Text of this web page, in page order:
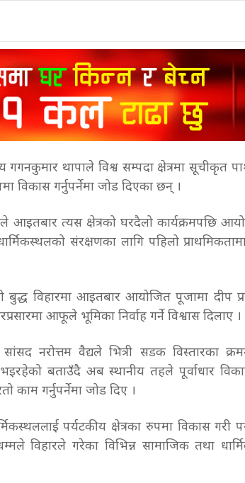
गगनकुमार थापाले विश्व सम्पदा क्षेत्रमा सूचीकृत
विकास गर्नुपर्नेमा जोड दिएका छन् ।
आइतबार त्यस क्षेत्रको घरदैलो कार्यक्रमपछि
संरक्षणका लागि पहिलो
विहारमा आइतबार आयोजित पूजामा दीप
आफूले भूमिका निर्वाह गर्ने विश्वास दिलाए ।
सांसद नरोत्तम वैद्यले भित्री सडक विस्तारका
बताउँदै अब स्थानीय तहले पूर्वाधार
काम गर्नुपर्नेमा जोड दिए ।
पर्यटकीय क्षेत्रका रुपमा विकास गरी
विहारले गरेका विभिन्न सामाजिक तथा